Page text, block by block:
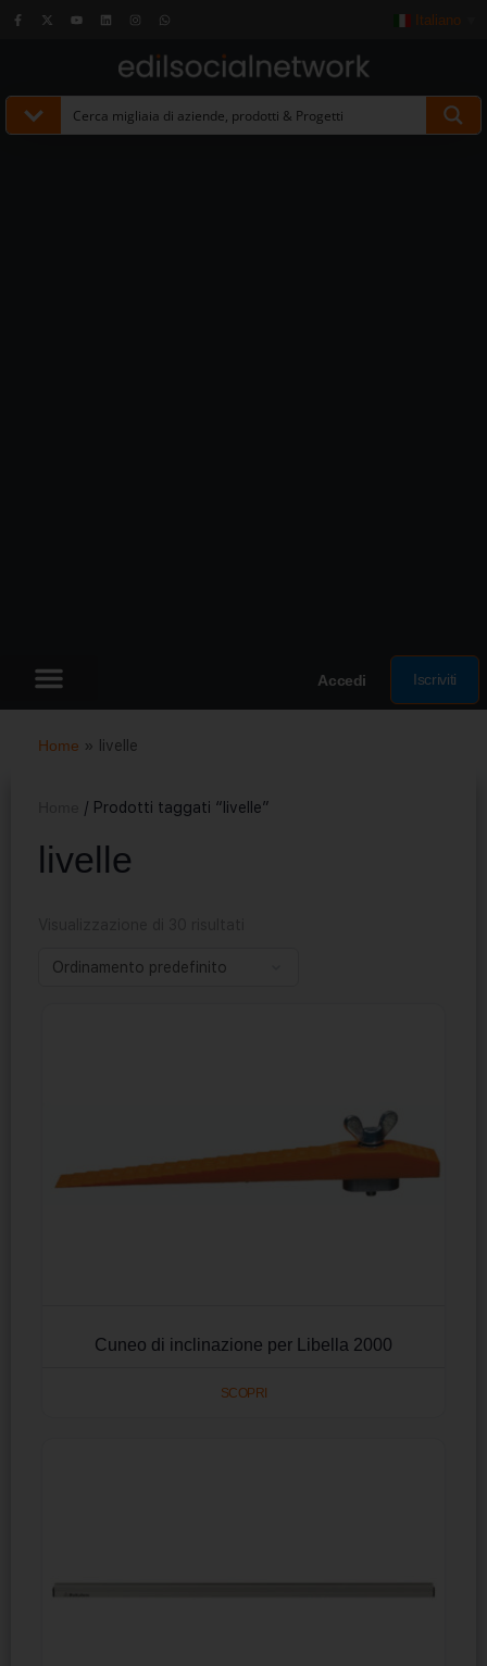
Italiano
Accedi Iscriviti
Home » livelle
/ Prodotti taggati “livelle”
livelle
Cuneo di inclinazione per Libella 2000
SCOPRI